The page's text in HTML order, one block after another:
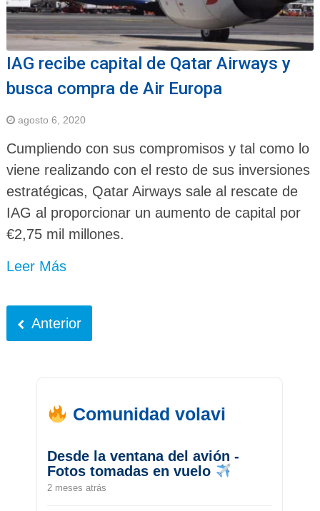
IAG recibe capital de Qatar Airways y
busca compra de Air Europa
agosto 6, 2020
Cumpliendo con sus compromisos y tal como lo
viene realizando con el resto de sus inversiones
estratégicas, Qatar Airways sale al rescate de
IAG al proporcionar un aumento de capital por
€2,75 mil millones.
Leer Más
Anterior
Comunidad volavi
Desde la ventana del avión -
Fotos tomadas en vuelo
2 meses atrás